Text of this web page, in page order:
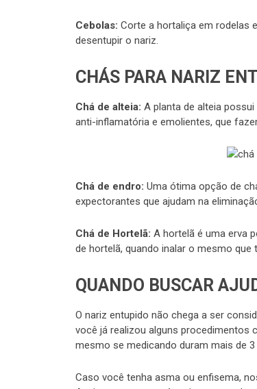
Cebolas: Corte a hortaliça em rodelas
desentupir o nariz.
CHÁS PARA NARIZ
Chá de alteia: A planta de alteia
anti-inflamatória e emolientes, que
Chá de endro: Uma ótima opção de
expectorantes que ajudam na
Chá de Hortelã: A hortelã é uma erva
de hortelã, quando inalar o mesmo que
QUANDO BUSCAR
O nariz entupido não chega a ser
você já realizou alguns procedimentos
mesmo se medicando duram mais de
Caso você tenha asma ou enfisema,